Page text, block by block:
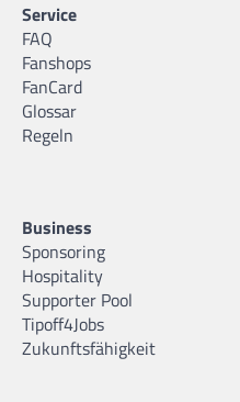
Service
FAQ
Fanshops
FanCard
Glossar
Regeln
Business
Sponsoring
Hospitality
Supporter Pool
Tipoff4Jobs
Zukunftsfähigkeit